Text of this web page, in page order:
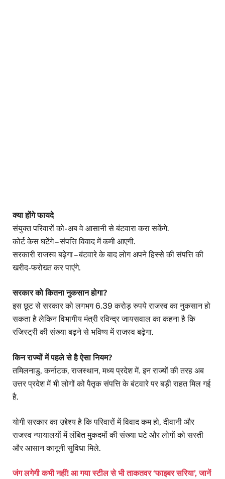
क्या होंगे फायदे
संयुक्त परिवारों को- अब वे आसानी से बंटवारा करा सकेंगे.
कोर्ट केस घटेंगे – संपत्ति विवाद में कमी आएगी.
सरकारी राजस्व बढ़ेगा – बंटवारे के बाद लोग अपने हिस्से की संपत्ति की
खरीद-फरोख्त कर पाएंगे.
सरकार को कितना नुकसान होगा?
इस छूट से सरकार को लगभग 6.39 करोड़ रुपये राजस्व का नुकसान हो
सकता है लेकिन विभागीय मंत्री रविन्द्र जायसवाल का कहना है कि
रजिस्ट्री की संख्या बढ़ने से भविष्य में राजस्व बढ़ेगा.
किन राज्यों में पहले से है ऐसा नियम?
तमिलनाडु, कर्नाटक, राजस्थान, मध्य प्रदेश में. इन राज्यों की तरह अब
उत्तर प्रदेश में भी लोगों को पैतृक संपत्ति के बंटवारे पर बड़ी राहत मिल गई
है.
योगी सरकार का उद्देश्य है कि परिवारों में विवाद कम हो, दीवानी और
राजस्व न्यायालयों में लंबित मुकदमों की संख्या घटे और लोगों को सस्ती
और आसान कानूनी सुविधा मिले.
जंग लगेगी कभी नहीं! आ गया स्टील से भी ताकतवर ‘फाइबर सरिया’, जानें